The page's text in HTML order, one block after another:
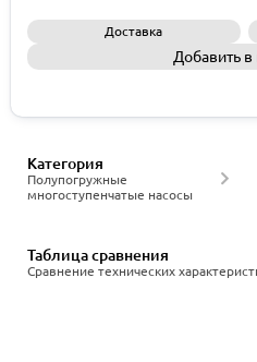
Доставка
Добавить в
Полупогружные
многоступенчатые насосы
Категория
Сравнение технических
Таблица сравнения